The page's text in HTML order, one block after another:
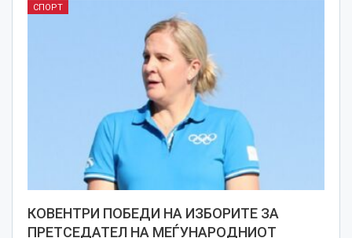
СПОРТ
КОВЕНТРИ ПОБЕДИ НА ИЗБОРИТЕ ЗА
ПРЕТСЕДАТЕЛ НА МЕЃУНАРОДНИОТ